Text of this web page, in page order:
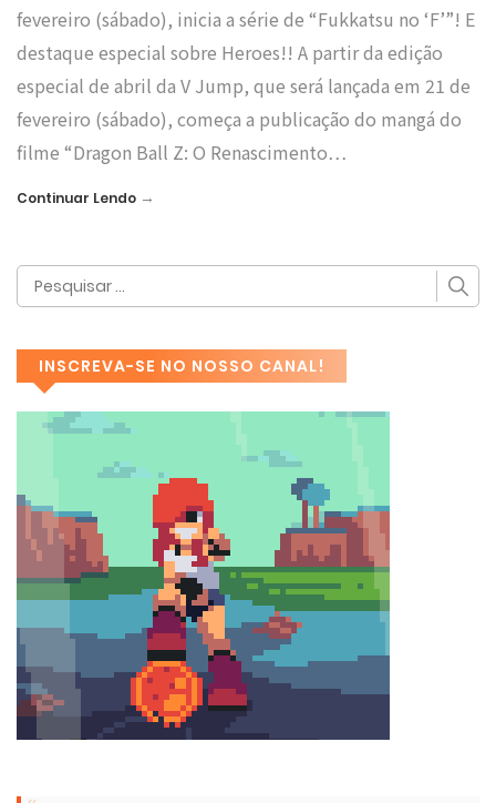
fevereiro (sábado), inicia a série de “Fukkatsu no ‘F’”! E
destaque especial sobre Heroes!! A partir da edição
especial de abril da V Jump, que será lançada em 21 de
fevereiro (sábado), começa a publicação do mangá do
filme “Dragon Ball Z: O Renascimento…
Continuar Lendo →
INSCREVA-SE NO NOSSO CANAL!